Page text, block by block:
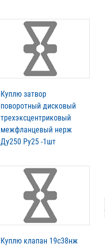
Куплю затвор
поворотный дисковый
трехэксцентриковый
межфланцевый нерж
Ду250 Ру25 -1шт
Куплю клапан 19с38нж